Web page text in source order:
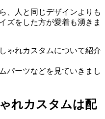
、人と同じデザインよりも
ズをした方が愛着も湧きま
ゃれカスタムについて紹介
パーツなどを見ていきまし
れカスタムは配